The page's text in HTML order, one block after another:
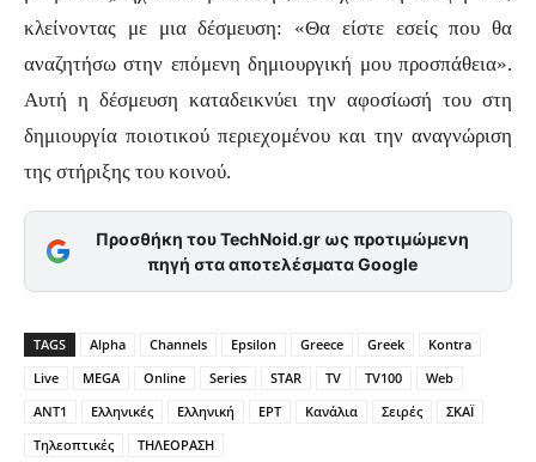
κλείνοντας με μια δέσμευση: «Θα είστε εσείς που θα
αναζητήσω στην επόμενη δημιουργική μου προσπάθεια».
Αυτή η δέσμευση καταδεικνύει την αφοσίωσή του στη
δημιουργία ποιοτικού περιεχομένου και την αναγνώριση
της στήριξης του κοινού.
Προσθήκη του TechNoid.gr ως προτιμώμενη
πηγή στα αποτελέσματα Google
TAGS Alpha Channels Epsilon Greece Greek
Kontra
Live
MEGA Online Series STAR TV TV100
Web
ΑΝΤ1
Ελληνικές Ελληνική ΕΡΤ Κανάλια Σειρές
ΣΚΑΪ
Τηλεοπτικές
ΤΗΛΕΟΡΑΣΗ